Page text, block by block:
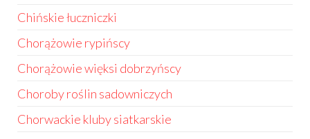
Chińskie łuczniczki
Chorążowie rypińscy
Chorążowie więksi dobrzyńscy
Choroby roślin sadowniczych
Chorwackie kluby siatkarskie